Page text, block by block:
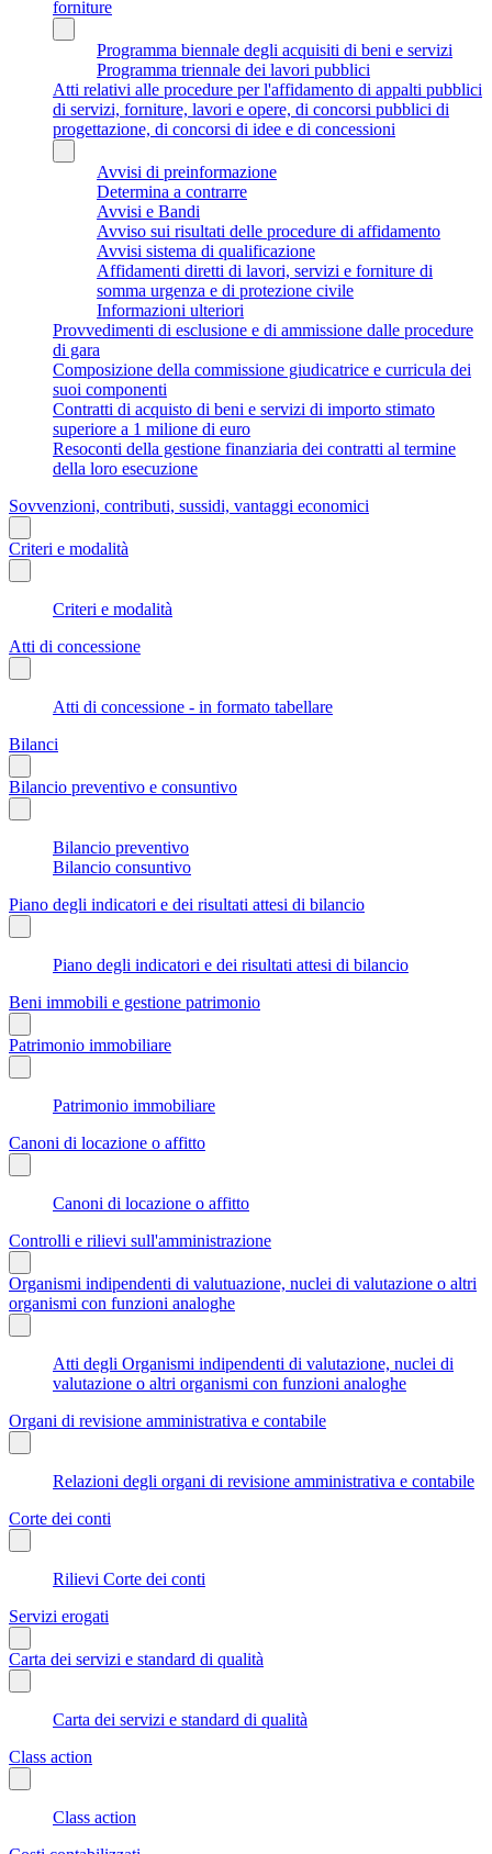
forniture
Programma biennale degli acquisiti di beni e servizi
Programma triennale dei lavori pubblici
Atti relativi alle procedure per l'affidamento di appalti pubblici
di servizi, forniture, lavori e opere, di concorsi pubblici di
progettazione, di concorsi di idee e di concessioni
Avvisi di preinformazione
Determina a contrarre
Avvisi e Bandi
Avviso sui risultati delle procedure di affidamento
Avvisi sistema di qualificazione
Affidamenti diretti di lavori, servizi e forniture di
somma urgenza e di protezione civile
Informazioni ulteriori
Provvedimenti di esclusione e di ammissione dalle procedure
di gara
Composizione della commissione giudicatrice e curricula dei
suoi componenti
Contratti di acquisto di beni e servizi di importo stimato
superiore a 1 milione di euro
Resoconti della gestione finanziaria dei contratti al termine
della loro esecuzione
Sovvenzioni, contributi, sussidi, vantaggi economici
Criteri e modalità
Criteri e modalità
Atti di concessione
Atti di concessione - in formato tabellare
Bilanci
Bilancio preventivo e consuntivo
Bilancio preventivo
Bilancio consuntivo
Piano degli indicatori e dei risultati attesi di bilancio
Piano degli indicatori e dei risultati attesi di bilancio
Beni immobili e gestione patrimonio
Patrimonio immobiliare
Patrimonio immobiliare
Canoni di locazione o affitto
Canoni di locazione o affitto
Controlli e rilievi sull'amministrazione
Organismi indipendenti di valutuazione, nuclei di valutazione o altri
organismi con funzioni analoghe
Atti degli Organismi indipendenti di valutazione, nuclei di
valutazione o altri organismi con funzioni analoghe
Organi di revisione amministrativa e contabile
Relazioni degli organi di revisione amministrativa e contabile
Corte dei conti
Rilievi Corte dei conti
Servizi erogati
Carta dei servizi e standard di qualità
Carta dei servizi e standard di qualità
Class action
Class action